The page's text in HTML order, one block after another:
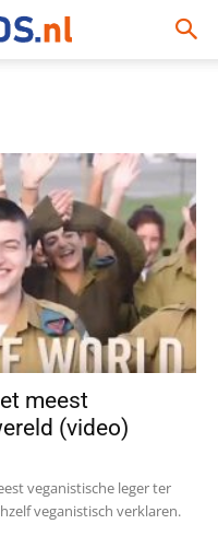
meest
(video)
veganistische leger ter
veganistisch verklaren.